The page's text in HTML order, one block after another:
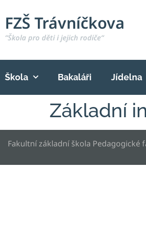
FZŠ Trávníčkova
“Škola pro děti i jejich rodiče“
Škola Bakaláři Jídelna
Základní
Fakultní základní škola Pedagogické